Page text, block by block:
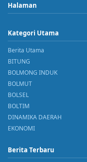
Halaman
Kategori Utama
Berita Utama
BITUNG
BOLMONG INDUK
BOLMUT
BOLSEL
BOLTIM
DINAMIKA DAERAH
EKONOMI
Berita Terbaru